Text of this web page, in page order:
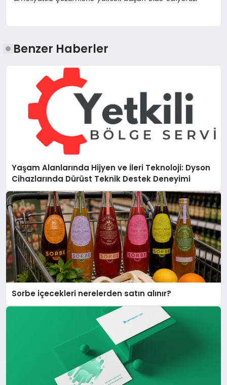
Benzer Haberler
Yaşam Alanlarında Hijyen ve İleri Teknoloji: Dyson
Cihazlarında Dürüst Teknik Destek Deneyimi
Sorbe içecekleri nerelerden satın alınır?